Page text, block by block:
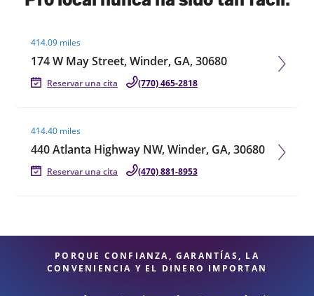
414.09 miles
174 W May Street, Winder, GA, 30680
Reservar una cita (770) 465-2818
414.40 miles
440 Atlanta Highway NW, Winder, GA, 30680
Reservar una cita (470) 881-8953
PORQUE CONFIANZA, GARANTÍAS, LA
CONVENIENCIA Y EL DINERO IMPORTAN